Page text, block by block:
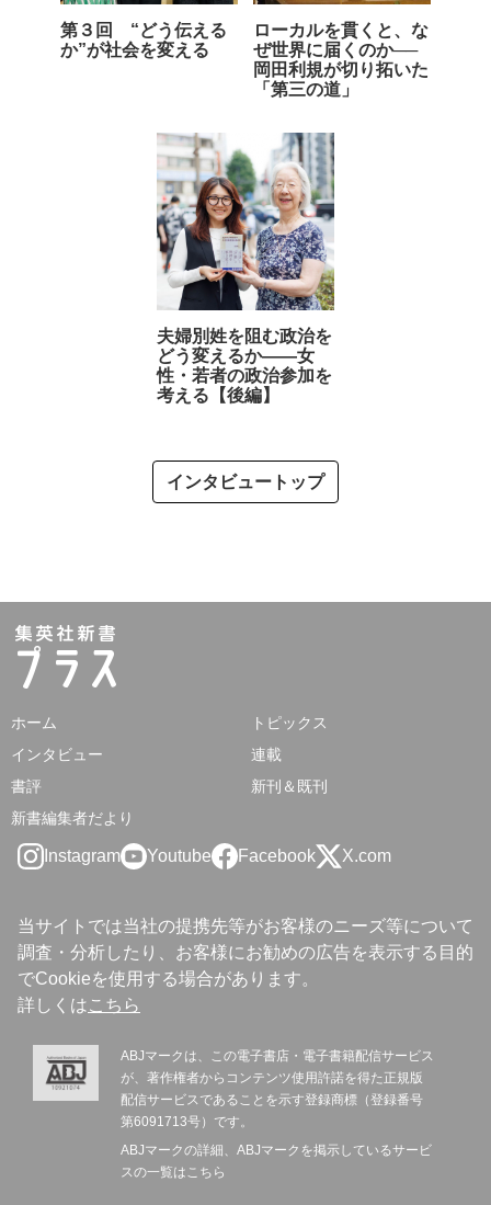
第３回 “どう伝える
か”が社会を変える
ローカルを貫くと、な
ぜ世界に届くのか──
岡田利規が切り拓いた
「第三の道」
夫婦別姓を阻む政治を
どう変えるか――女
性・若者の政治参加を
考える【後編】
インタビュートップ
ホーム
トピックス
インタビュー
連載
書評
新刊＆既刊
新書編集者だより
Instagram Youtube Facebook X.com
当サイトでは当社の提携先等がお客様のニーズ等について
調査・分析したり、お客様にお勧めの広告を表示する目的
でCookieを使用する場合があります。
詳しくはこちら
ABJマークは、この電子書店・電子書籍配信サービス
が、著作権者からコンテンツ使用許諾を得た正規版
配信サービスであることを示す登録商標（登録番号
第6091713号）です。
ABJマークの詳細、ABJマークを掲示しているサービ
スの一覧は こちら